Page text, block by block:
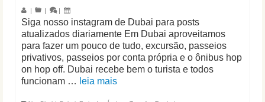
| | |
Siga nosso instagram de Dubai para posts
atualizados diariamente Em Dubai aproveitamos
para fazer um pouco de tudo, excursão, passeios
privativos, passeios por conta própria e o ônibus hop
on hop off. Dubai recebe bem o turista e todos
funcionam … leia mais